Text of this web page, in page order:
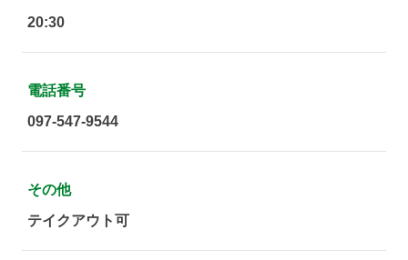
20:30
電話番号
097-547-9544
その他
テイクアウト可